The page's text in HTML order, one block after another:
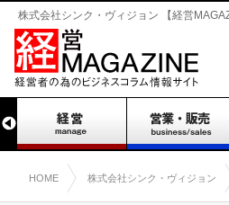
株式会社シンク・ヴィジョン 【経営
HOME 株式会社シンク・ヴィジョン